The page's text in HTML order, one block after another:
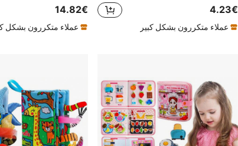
4.23€
عملاء متكررون بشكل كبير
14.82€
عملاء متكررون بشكل